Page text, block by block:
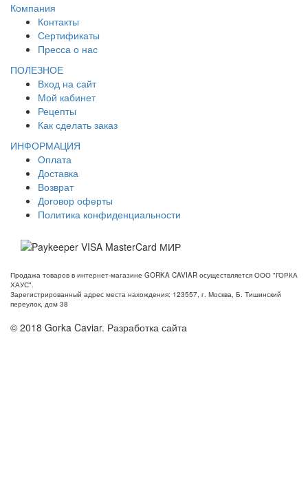
Компания
Контакты
Сертификаты
Пресса о нас
ПОЛЕЗНОЕ
Вход на сайт
Мой кабинет
Рецепты
Как сделать заказ
ИНФОРМАЦИЯ
Оплата
Доставка
Возврат
Договор оферты
Политика конфиденциальности
Продажа товаров в интернет-магазине GORKA CAVIAR осуществляется ООО "ГОРКА
ХАУС".
Зарегистрированный адрес места нахождения: 123557, г. Москва, Б. Тишинский
переулок, дом 38
© 2018 Gorka Caviar. Разработка сайта